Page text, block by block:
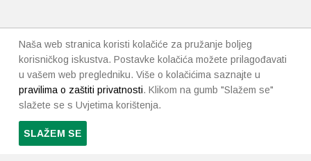
Naša web stranica koristi kolačiće za pružanje boljeg
korisničkog iskustva. Postavke kolačića možete prilagođavati
u vašem web pregledniku. Više o kolačićima saznajte u
pravilima o zaštiti privatnosti. Klikom na gumb "Slažem se"
slažete se s Uvjetima korištenja.
SLAŽEM SE